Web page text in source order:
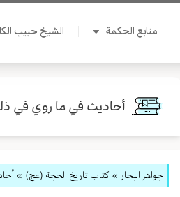
منابع الحكمة الشيخ حبيب
أحاديث في ما روي في
جواهر البحار » كتاب تاريخ الحجة (عج) »